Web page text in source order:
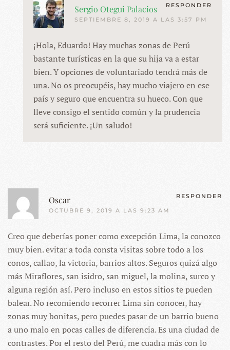
Sergio Otegui Palacios
SEPTIEMBRE 8, 2019 A LAS 3:57 PM
RESPONDER
¡Hola, Eduardo! Hay muchas zonas de Perú
bastante turísticas en la que su hija va a estar
bien. Y opciones de voluntariado tendrá más de
una. No os preocupéis, hay mucho viajero en ese
país y seguro que encuentra su hueco. Con que
lleve consigo el sentido común y la prudencia
será suficiente. ¡Un saludo!
Oscar
OCTUBRE 9, 2019 A LAS 9:23 AM
RESPONDER
Creo que deberías poner como excepción Lima, la conozco
muy bien. evitar a toda consta visitas sobre todo a los
conos, callao, la victoria, barrios altos. Seguros quizá algo
más Miraflores, san isidro, san miguel, la molina, surco y
alguna región así. Pero incluso en estos sitios te pueden
balear. No recomiendo recorrer Lima sin conocer, hay
zonas muy bonitas, pero puedes pasar de un barrio bueno
a uno malo en pocas calles de diferencia. Es una ciudad de
contrastes. Por el resto del Perú, me cuadra más con lo